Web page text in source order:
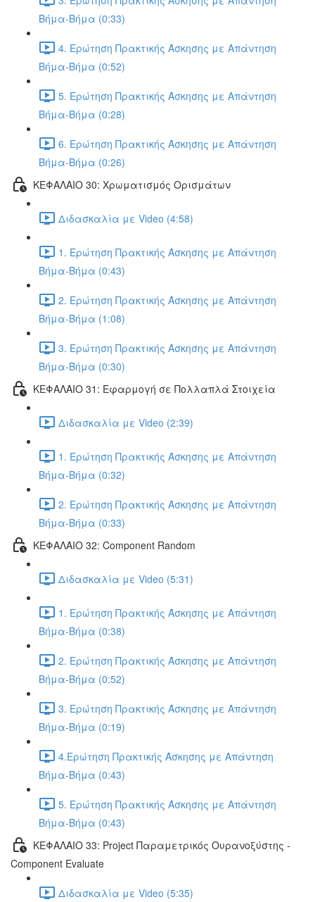
Βήμα-Βήμα (0:33)
4. Ερώτηση Πρακτικής Άσκησης με Απάντηση
Βήμα-Βήμα (0:52)
5. Ερώτηση Πρακτικής Άσκησης με Απάντηση
Βήμα-Βήμα (0:28)
6. Ερώτηση Πρακτικής Άσκησης με Απάντηση
Βήμα-Βήμα (0:26)
ΚΕΦΑΛΑΙΟ 30: Χρωματισμός Ορισμάτων
Διδασκαλία με Video (4:58)
1. Ερώτηση Πρακτικής Άσκησης με Απάντηση
Βήμα-Βήμα (0:43)
2. Ερώτηση Πρακτικής Άσκησης με Απάντηση
Βήμα-Βήμα (1:08)
3. Ερώτηση Πρακτικής Άσκησης με Απάντηση
Βήμα-Βήμα (0:30)
ΚΕΦΑΛΑΙΟ 31: Εφαρμογή σε Πολλαπλά Στοιχεία
Διδασκαλία με Video (2:39)
1. Ερώτηση Πρακτικής Άσκησης με Απάντηση
Βήμα-Βήμα (0:32)
2. Ερώτηση Πρακτικής Άσκησης με Απάντηση
Βήμα-Βήμα (0:33)
ΚΕΦΑΛΑΙΟ 32: Component Random
Διδασκαλία με Video (5:31)
1. Ερώτηση Πρακτικής Άσκησης με Απάντηση
Βήμα-Βήμα (0:38)
2. Ερώτηση Πρακτικής Άσκησης με Απάντηση
Βήμα-Βήμα (0:52)
3. Ερώτηση Πρακτικής Άσκησης με Απάντηση
Βήμα-Βήμα (0:19)
4.Ερώτηση Πρακτικής Άσκησης με Απάντηση
Βήμα-Βήμα (0:43)
5. Ερώτηση Πρακτικής Άσκησης με Απάντηση
Βήμα-Βήμα (0:43)
ΚΕΦΑΛΑΙΟ 33: Project Παραμετρικός Ουρανοξύστης -
Component Evaluate
Διδασκαλία με Video (5:35)